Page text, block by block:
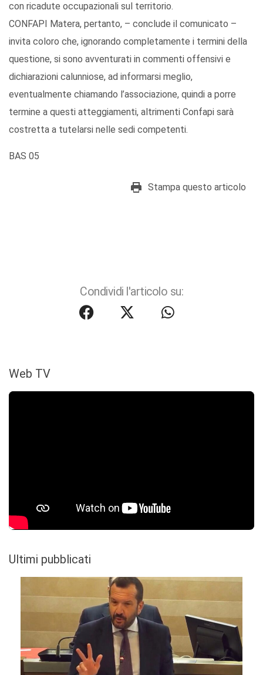
con ricadute occupazionali sul territorio.
CONFAPI Matera, pertanto, – conclude il comunicato –
invita coloro che, ignorando completamente i termini della
questione, si sono avventurati in commenti offensivi e
dichiarazioni calunniose, ad informarsi meglio,
eventualmente chiamando l’associazione, quindi a porre
termine a questi atteggiamenti, altrimenti Confapi sarà
costretta a tutelarsi nelle sedi competenti.
BAS 05
Stampa questo articolo
Condividi l'articolo su:
Web TV
Ultimi pubblicati